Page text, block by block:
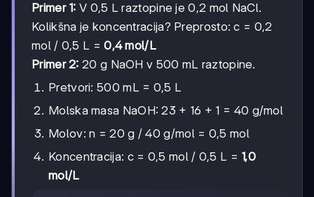
Primer 1: V 0,5 L raztopine je 0,2 mol NaCl.
Kolikšna je koncentracija? Preprosto: c = 0,2
mol / 0,5 L =0,4 mol/L
Primer 2: 20 g NaOH v 500 mL raztopine.
Pretvori: 500 mL = 0,5 L
Molska masa NaOH: 23 + 16 + 1 = 40 g/mol
Molov: n = 20 g / 40 g/mol = 0,5 mol
Koncentracija: c = 0,5 mol / 0,5 L = 1,0
mol/L